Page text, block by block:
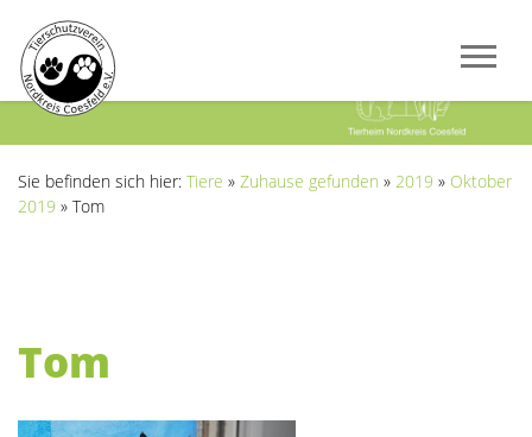
Sie befinden sich hier: Tiere » Zuhause gefunden » 2019 » Oktober
2019 » Tom
Tom